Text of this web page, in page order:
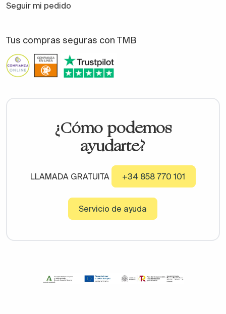
Seguir mi pedido
Tus compras seguras con TMB
¿Cómo podemos
ayudarte?
LLAMADA GRATUITA +34 858 770 101
Servicio de ayuda